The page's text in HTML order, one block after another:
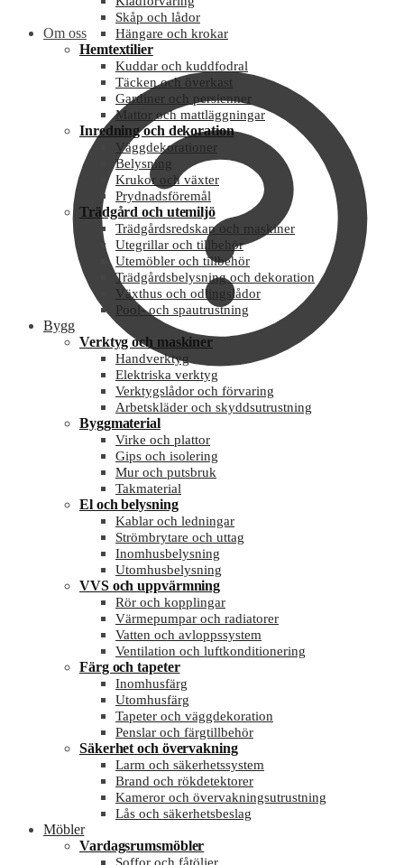
Om oss
Skåp och lådor
Hängare och krokar
Hemtextilier
Kuddar och kuddfodral
Täcken och överkast
Gardiner och persienner
Mattor och mattläggningar
Inredning och dekoration
Väggdekorationer
Belysning
Krukor och växter
Prydnadsföremål
Trädgård och utemiljö
Trädgårdsredskap och maskiner
Utegrillar och tillbehör
Utemöbler och tillbehör
Trädgårdsbelysning och dekoration
Växthus och odlingslådor
Pool- och spautrustning
Bygg
Verktyg och maskiner
Handverktyg
Elektriska verktyg
Verktygslådor och förvaring
Arbetskläder och skyddsutrustning
Byggmaterial
Virke och plattor
Gips och isolering
Mur och putsbruk
Takmaterial
El och belysning
Kablar och ledningar
Strömbrytare och uttag
Inomhusbelysning
Utomhusbelysning
VVS och uppvärmning
Rör och kopplingar
Värmepumpar och radiatorer
Vatten och avloppssystem
Ventilation och luftkonditionering
Färg och tapeter
Inomhusfärg
Utomhusfärg
Tapeter och väggdekoration
Penslar och färgtillbehör
Säkerhet och övervakning
Larm och säkerhetssystem
Brand och rökdetektorer
Kameror och övervakningsutrustning
Lås och säkerhetsbeslag
Möbler
Vardagsrumsmöbler
Soffor och fåtöljer